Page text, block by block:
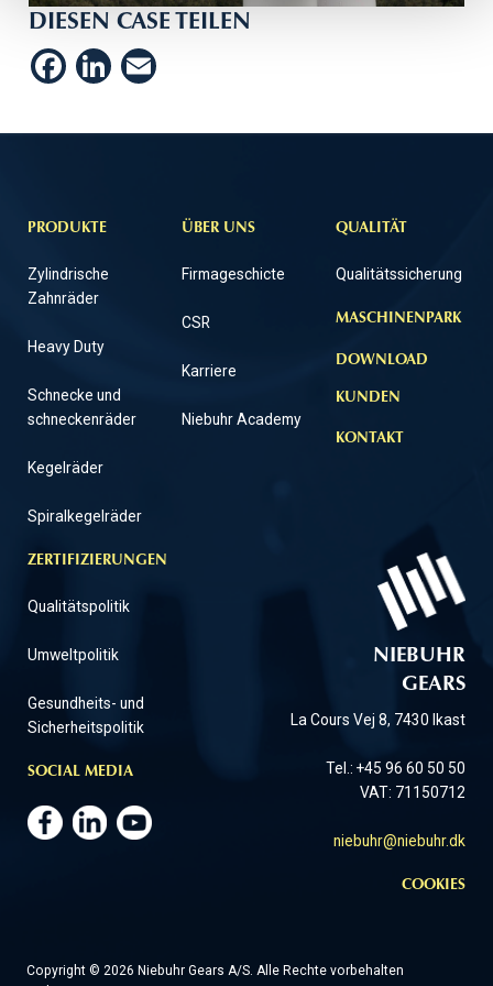
DIESEN CASE TEILEN
FacebookLinkedInEmail
PRODUKTE
Zylindrische
Zahnräder
Heavy Duty
Schnecke und
schneckenräder
Kegelräder
Spiralkegelräder
ÜBER UNS
Firmageschicte
CSR
Karriere
Niebuhr Academy
QUALITÄT
Qualitätssicherung
MASCHINENPARK
DOWNLOAD
KUNDEN
KONTAKT
ZERTIFIZIERUNGEN
Qualitätspolitik
Umweltpolitik
Gesundheits- und
Sicherheitspolitik
SOCIAL MEDIA
NIEBUHR
GEARS
La Cours Vej 8, 7430 Ikast
Tel.: +45 96 60 50 50
VAT: 71150712
niebuhr@niebuhr.dk
COOKIES
Copyright © 2026 Niebuhr Gears A/S. Alle Rechte vorbehalten